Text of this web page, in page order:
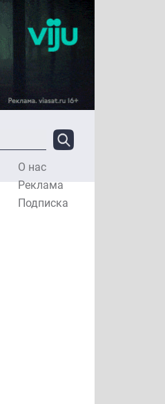
О нас
Реклама
Подписка